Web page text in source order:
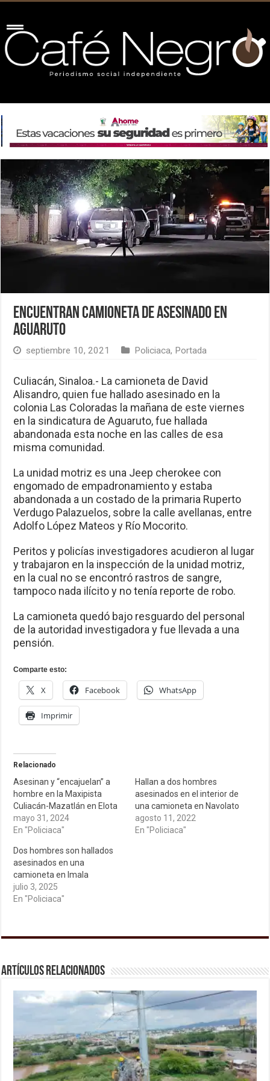
Encuentran camioneta de asesinado en
Aguaruto
septiembre 10, 2021 Policiaca, Portada
Culiacán, Sinaloa.- La camioneta de David
Alisandro, quien fue hallado asesinado en la
colonia Las Coloradas la mañana de este viernes
en la sindicatura de Aguaruto, fue hallada
abandonada esta noche en las calles de esa
misma comunidad.
La unidad motriz es una Jeep cherokee con
engomado de empadronamiento y estaba
abandonada a un costado de la primaria Ruperto
Verdugo Palazuelos, sobre la calle avellanas, entre
Adolfo López Mateos y Río Mocorito.
Peritos y policías investigadores acudieron al lugar
y trabajaron en la inspección de la unidad motriz,
en la cual no se encontró rastros de sangre,
tampoco nada ilícito y no tenía reporte de robo.
La camioneta quedó bajo resguardo del personal
de la autoridad investigadora y fue llevada a una
pensión.
Comparte esto:
X Facebook WhatsApp
Imprimir
Relacionado
Asesinan y “encajuelan” a
hombre en la Maxipista
Culiacán-Mazatlán en Elota
mayo 31, 2024
En "Policiaca"
Hallan a dos hombres
asesinados en el interior de
una camioneta en Navolato
agosto 11, 2022
En "Policiaca"
Dos hombres son hallados
asesinados en una
camioneta en Imala
julio 3, 2025
En "Policiaca"
Artículos relacionados